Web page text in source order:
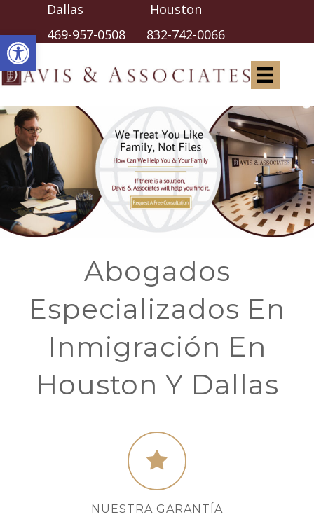
Abrir barra de herramientas
Dallas Houston
469-957-0508 832-742-0066
Abogados
Especializados En
Inmigración En
Houston Y Dallas
NUESTRA GARANTÍA